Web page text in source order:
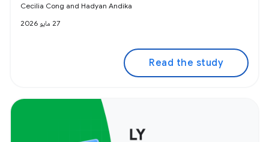
Cecilia Cong and Hadyan Andika
27 مايو 2026
Read the study